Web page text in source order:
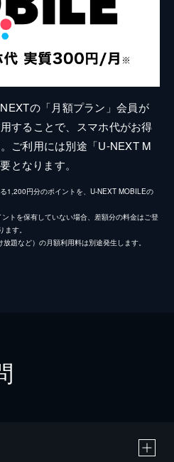
の「月額プラン」会員が
することで、スマホ代がお得
ご利用には別途「U-NEXT M
となります。
1,200円分のポイントを、U-NEXT MOBILEの
トを保有していない場合、差額分の料金はご登
す。
題など）の月額利用料は別途発生します。